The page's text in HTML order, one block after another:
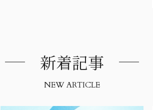
新着記事
NEW ARTICLE